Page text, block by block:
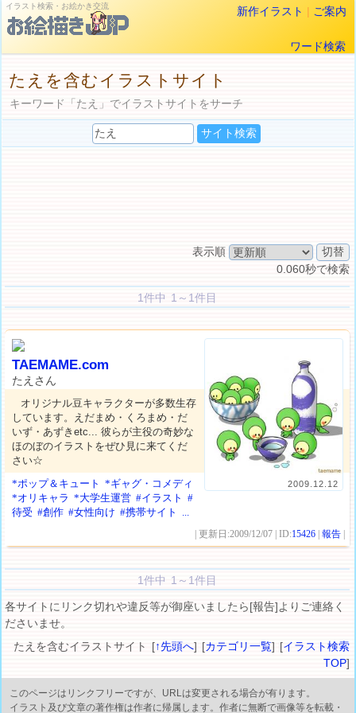
イラスト検索・お絵かき交流 新作イラスト | ご案内
ワード検索
たえを含むイラストサイト
キーワード「たえ」でイラストサイトをサーチ
表示順
0.060秒で検索
1件中 1～1件目
2009.12.12
TAEMAME.com
たえさん
オリジナル豆キャラクターが多数生存
しています。えだまめ・くろまめ・だ
いず・あずきetc... 彼らが主役の奇妙な
ほのぼのイラストをぜひ見に来てくだ
さい☆
*ポップ＆キュート
*ギャグ・コメディ
*オリキャラ *大学生運営 #イラスト
#
待受 #創作 #女性向け #携帯サイト ...
| 更新日:2009/12/07 | ID:15426 |報告
1件中 1～1件目
各サイトにリンク切れや違反等が御座いましたら[報告]よりご連絡く
ださいませ。
たえを含むイラストサイト [↑先頭へ] [カテゴリ一覧] [イラスト検索
TOP]
このページはリンクフリーですが、URLは変更される場合が有ります。
イラスト及び文章の著作権は作者に帰属します。作者に無断で画像等を転載・